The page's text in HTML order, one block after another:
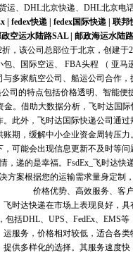
运、DHL北京快递、DHL北京电
| fedex快递| fedex国际快递| 联邦
空运水陆路SAL| 邮政海运水陆路
，该公司总部位于北京，创建
、国际空运、 FBA头程 （ 亚
多家航空公司、船运公司合作
司的特点包括价格透明、智能
。借助大数据分析，飞时达国
此外，飞时达国际快递公司通
期，缓解中小企业资金周转压
可能会出现信息更新不及时等
，递的是幸福。FsdEx_飞时达
方案根据您的运输需求量身定制
价格优势、高效服务、客
飞时达快递在市场上表现良好，
括DHL、UPS、FedEx、EMS
运服务，价格相对较低，适合各
供多样化的选择。其服务速度